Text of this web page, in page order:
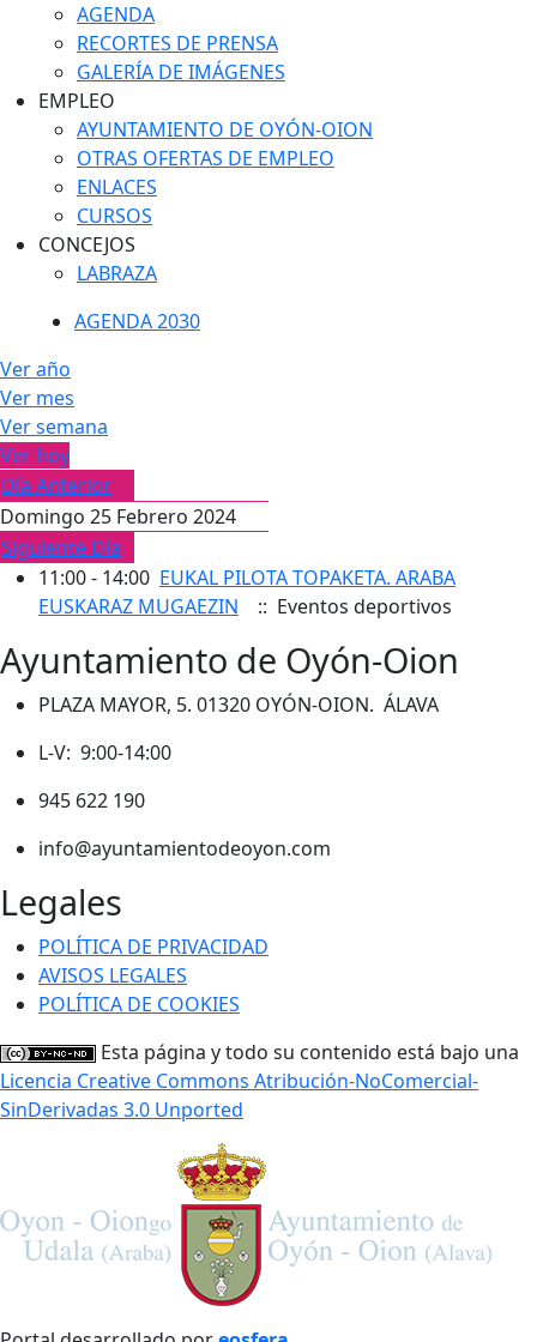
AGENDA
RECORTES DE PRENSA
GALERÍA DE IMÁGENES
EMPLEO
AYUNTAMIENTO DE OYÓN-OION
OTRAS OFERTAS DE EMPLEO
ENLACES
CURSOS
CONCEJOS
LABRAZA
AGENDA 2030
Ver año
Ver mes
Ver semana
Ver hoy
Día Anterior
Domingo 25 Febrero 2024
Siguiente Día
11:00 - 14:00 EUKAL PILOTA TOPAKETA. ARABA
EUSKARAZ MUGAEZIN
:: Eventos deportivos
Ayuntamiento de Oyón-Oion
PLAZA MAYOR, 5. 01320 OYÓN-OION. ÁLAVA
L-V: 9:00-14:00
945 622 190
info@ayuntamientodeoyon.com
Legales
POLÍTICA DE PRIVACIDAD
AVISOS LEGALES
POLÍTICA DE COOKIES
Esta página y todo su contenido está bajo una
Licencia Creative Commons Atribución-NoComercial-
SinDerivadas 3.0 Unported